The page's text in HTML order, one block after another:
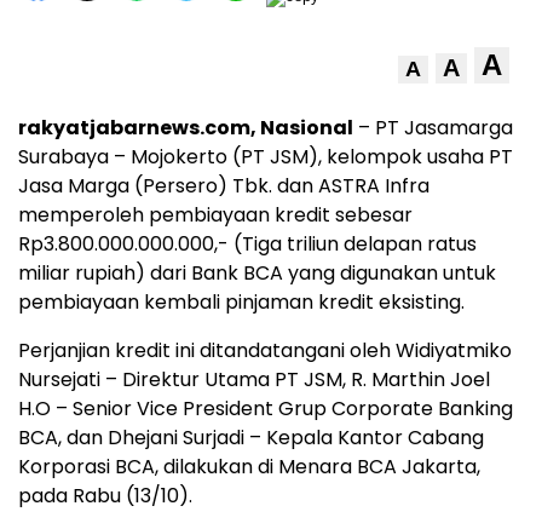
A A A
rakyatjabarnews.com, Nasional – PT Jasamarga
Surabaya – Mojokerto (PT JSM), kelompok usaha PT
Jasa Marga (Persero) Tbk. dan ASTRA Infra
memperoleh pembiayaan kredit sebesar
Rp3.800.000.000.000,- (Tiga triliun delapan ratus
miliar rupiah) dari Bank BCA yang digunakan untuk
pembiayaan kembali pinjaman kredit eksisting.
Perjanjian kredit ini ditandatangani oleh Widiyatmiko
Nursejati – Direktur Utama PT JSM, R. Marthin Joel
H.O – Senior Vice President Grup Corporate Banking
BCA, dan Dhejani Surjadi – Kepala Kantor Cabang
Korporasi BCA, dilakukan di Menara BCA Jakarta,
pada Rabu (13/10).